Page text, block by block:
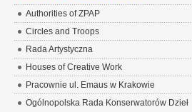
Authorities of ZPAP
Circles and Troops
Rada Artystyczna
Houses of Creative Work
Pracownie ul. Emaus w Krakowie
Ogólnopolska Rada Konserwatorów Dzieł